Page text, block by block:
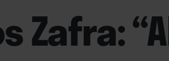
Zafra: